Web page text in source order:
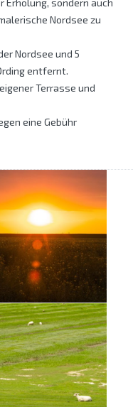
Erholung, sondern auch
Nordsee zu
Nordsee und 5
entfernt.
Terrasse und
eine Gebühr